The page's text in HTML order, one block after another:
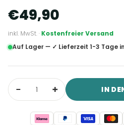
€49,90
inkl. MwSt. · Kostenfreier Versand
Auf Lager — ✓ Lieferzeit 1-3 Tage
IN